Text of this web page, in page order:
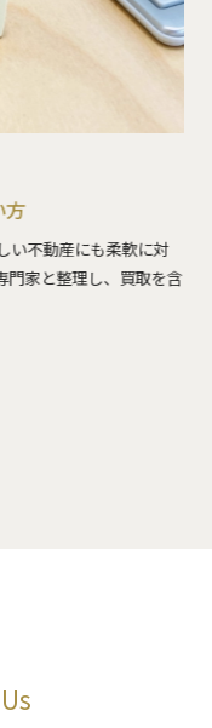
方
い不動産にも柔軟に対
門家と整理し、買取を含